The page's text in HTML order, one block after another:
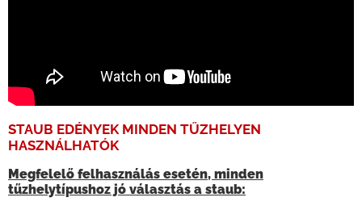
STAUB EDÉNYEK MINDEN TŰZHELYEN
HASZNÁLHATÓK
Megfelelő felhasználás esetén, minden
tűzhelytípushoz jó választás a staub: